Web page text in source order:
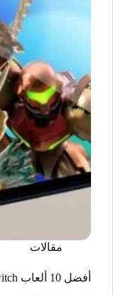
مقالات
أفضل 10 ألعاب Nintendo Switch لعام 2023